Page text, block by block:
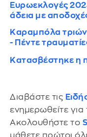
Ευρωεκλογές
άδεια με
Καραμπόλα
- Πέντε
Κατασβέστηκε η
Διαβάστε τις
ενημερωθείτε
Ακολουθήστε το
μάθετε πρώτοι